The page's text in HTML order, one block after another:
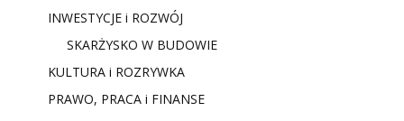
INWESTYCJE i ROZWÓJ
SKARŻYSKO W BUDOWIE
KULTURA i ROZRYWKA
PRAWO, PRACA i FINANSE